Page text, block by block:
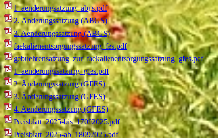
1_aenderungsatzung_abgs.pdf
2. Änderungssatzung (ABGS)
3. Aenderungssatzung (ABGS)
faekalienentsorgungssatzung_fes.pdf
gebuehrensatzung_zur_faekalienentsorgungssatzung_gfes.pdf
1_aenderungssatzung_gfes.pdf
2. Änderungssatzung (GFES)
3. Änderungssatzung (GFES)
4. Aenderungssatzung (GFES)
Preisblatt_2025-bis_17092025.pdf
Preisblatt_2025-ab_18092025.pdf